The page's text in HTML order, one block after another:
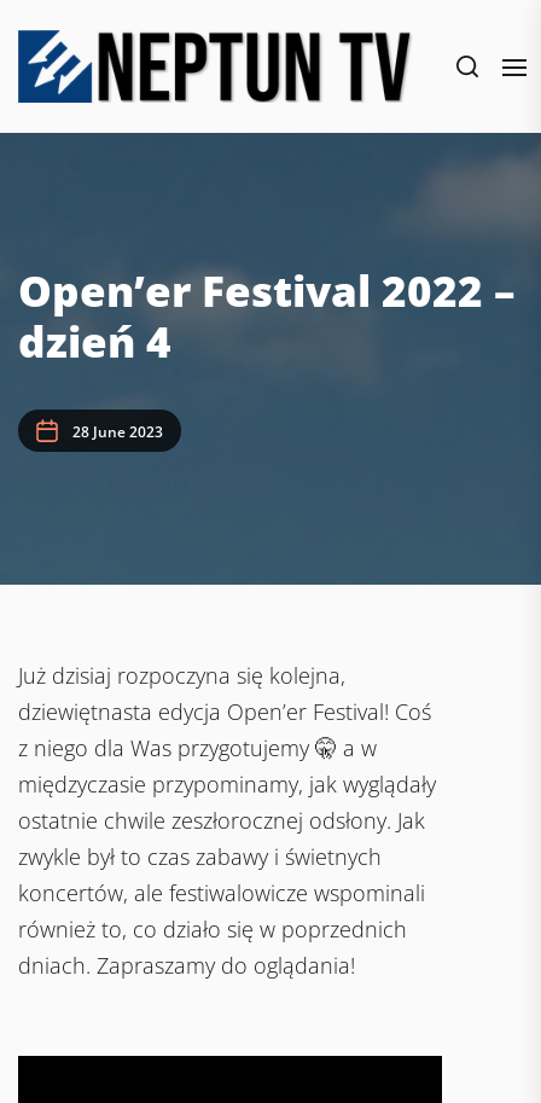
content
Open’er Festival 2022 –
dzień 4
28 June 2023
Już dzisiaj rozpoczyna się kolejna,
dziewiętnasta edycja Open’er Festival! Coś
z niego dla Was przygotujemy 🤫 a w
międzyczasie przypominamy, jak wyglądały
ostatnie chwile zeszłorocznej odsłony. Jak
zwykle był to czas zabawy i świetnych
koncertów, ale festiwalowicze wspominali
również to, co działo się w poprzednich
dniach. Zapraszamy do oglądania!